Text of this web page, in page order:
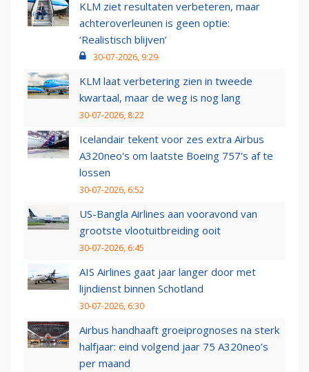
KLM ziet resultaten verbeteren, maar
achteroverleunen is geen optie:
‘Realistisch blijven’
30-07-2026, 9:29
KLM laat verbetering zien in tweede
kwartaal, maar de weg is nog lang
30-07-2026, 8:22
Icelandair tekent voor zes extra Airbus
A320neo's om laatste Boeing 757's af te
lossen
30-07-2026, 6:52
US-Bangla Airlines aan vooravond van
grootste vlootuitbreiding ooit
30-07-2026, 6:45
AIS Airlines gaat jaar langer door met
lijndienst binnen Schotland
30-07-2026, 6:30
Airbus handhaaft groeiprognoses na sterk
halfjaar: eind volgend jaar 75 A320neo’s
per maand